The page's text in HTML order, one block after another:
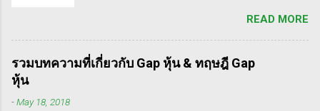
ตระหนก" ดังนั้น invester นั้น จะไม่ตระหนกเมื่อ
ราคาหุ้นร่วงทำให้เขาต้องขาดทุนไปแค่ 10% เอง
แต่ trader ทนไม่ได้แล้ว ต้องทำอะไรสักอย่าง
นานก็คือชื่อ "Trade Like an O'Neil Disciple: How
We Made Over 18,000% in the Stock Market" ที่
เขียนร่วมกับ Dr.Chris Kacher อีกเล่มก็คือ In The
Trading Cockpit with the O'Neil Disciples:
READ MORE
รวมบทความที่เกี่ยวกับ Gap หุ้น & ทฤษฎี Gap
หุ้น
-May 18, 2018